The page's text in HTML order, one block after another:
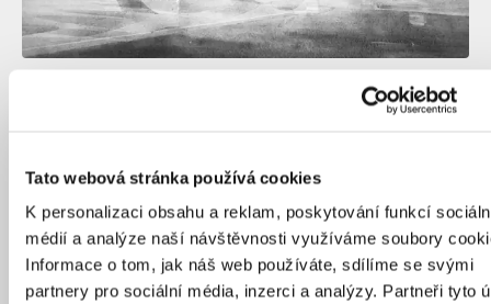
Tato webová stránka používá cookies
K personalizaci obsahu a reklam, poskytování funkcí
médií a analýze naší návštěvnosti využíváme soubory
Informace o tom, jak náš web používáte, sdílíme se svými
partnery pro sociální média, inzerci a analýzy. Partneři tyto
Další z vizí, které se v soutěži objevily, je například od architektů
Ferdinanda Fencla a Jiřího Kubíčka nebo monumentální dílo